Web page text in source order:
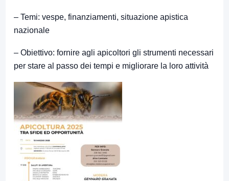
– Temi: vespe, finanziamenti, situazione apistica
nazionale
– Obiettivo: fornire agli apicoltori gli strumenti necessari
per stare al passo dei tempi e migliorare la loro attività